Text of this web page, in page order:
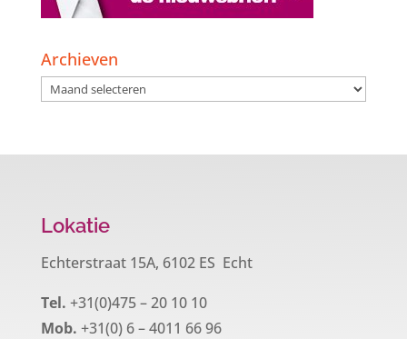
Archieven
Archieven
Lokatie
Echterstraat 15A, 6102 ES Echt
Tel. +31(0)475 – 20 10 10
Mob. +31(0) 6 – 4011 66 96